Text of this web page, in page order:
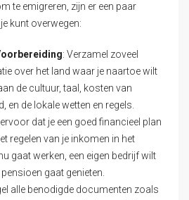
te emigreren, zijn er een paar
kunt overwegen:
: Verzamel zoveel
over het land waar je naartoe wilt
de cultuur, taal, kosten van
en de lokale wetten en regels.
dat je een goed financieel plan
regelen van je inkomen in het
gaat werken, een eigen bedrijf wilt
gaat genieten.
alle benodigde documenten zoals